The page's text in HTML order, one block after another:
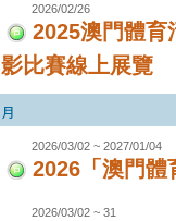
2026/02/26
2025澳門體育
影比賽線上展覽
2026/03/02 ~ 2027/01/04
2026「澳門體
2026/03/02 ~ 31